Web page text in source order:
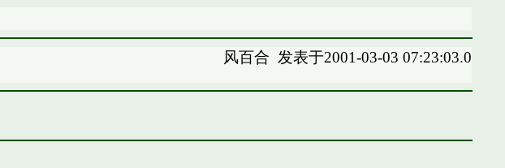
风百合 发表于2001-03-03 07:23:03.0